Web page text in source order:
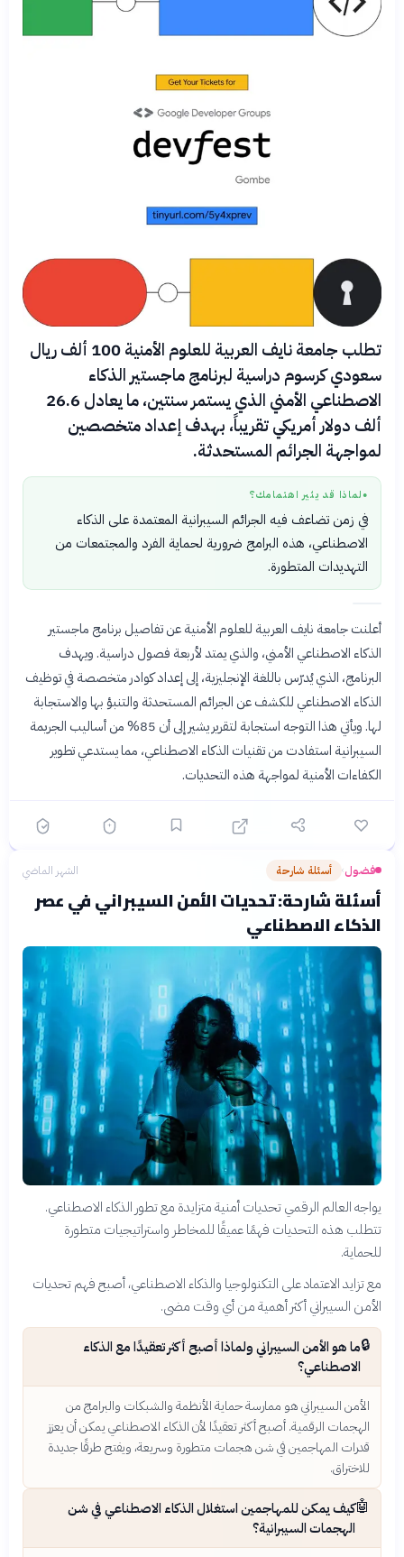
تطلب جامعة نايف العربية للعلوم الأمنية 100 ألف ريال
سعودي كرسوم دراسية لبرنامج ماجستير الذكاء
الاصطناعي الأمني الذي يستمر سنتين، ما يعادل 26.6
ألف دولار أمريكي تقريباً، بهدف إعداد متخصصين
لمواجهة الجرائم المستحدثة.
● لماذا قد يثير اهتمامك؟
في زمن تضاعف فيه الجرائم السيبرانية المعتمدة على الذكاء
الاصطناعي، هذه البرامج ضرورية لحماية الفرد والمجتمعات من
التهديدات المتطورة.
أعلنت جامعة نايف العربية للعلوم الأمنية عن تفاصيل برنامج ماجستير
الذكاء الاصطناعي الأمني، والذي يمتد لأربعة فصول دراسية. ويهدف
البرنامج، الذي يُدرّس باللغة الإنجليزية، إلى إعداد كوادر متخصصة في توظيف
الذكاء الاصطناعي للكشف عن الجرائم المستحدثة والتنبؤ بها والاستجابة
لها. ويأتي هذا التوجه استجابة لتقرير يشير إلى أن 85% من أساليب الجريمة
السيبرانية استفادت من تقنيات الذكاء الاصطناعي، مما يستدعي تطوير
الكفاءات الأمنية لمواجهة هذه التحديات.
فضول› أسئلة شارحة الشهر الماضي
أسئلة شارحة: تحديات الأمن السيبراني في عصر
الذكاء الاصطناعي
يواجه العالم الرقمي تحديات أمنية متزايدة مع تطور الذكاء الاصطناعي.
تتطلب هذه التحديات فهمًا عميقًا للمخاطر واستراتيجيات متطورة
للحماية.
مع تزايد الاعتماد على التكنولوجيا والذكاء الاصطناعي، أصبح فهم تحديات
الأمن السيبراني أكثر أهمية من أي وقت مضى.
🔒ما هو الأمن السيبراني ولماذا أصبح أكثر تعقيدًا مع الذكاء
الاصطناعي؟
الأمن السيبراني هو ممارسة حماية الأنظمة والشبكات والبرامج من
الهجمات الرقمية. أصبح أكثر تعقيدًا لأن الذكاء الاصطناعي يمكن أن يعزز
قدرات المهاجمين في شن هجمات متطورة وسريعة، ويفتح طرقًا جديدة
للاختراق.
🤖كيف يمكن للمهاجمين استغلال الذكاء الاصطناعي في شن
الهجمات السيبرانية؟